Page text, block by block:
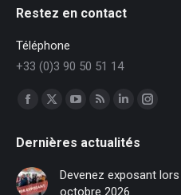
Restez en contact
Téléphone
+33 (0)3 90 50 51 14
Trouvez nous sur :
Facebook
opens
in
new
X
opens
new
opens
in
new
opens
in
new
LinkedIn
opens
in
new
in
Dernières actualités
Devenez exposant
octobre 2026